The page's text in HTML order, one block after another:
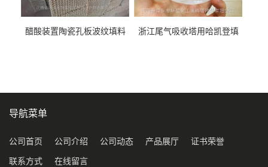
醋酸装置陶瓷孔板波纹填料
浙江尾气吸收塔用哈凯登填
导航菜单
公司首页 公司介绍 公司动态 产品展厅 证书荣誉
联系方式 在线留言